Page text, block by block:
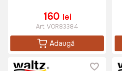
160 lei
Art:VOR83384
Adaugă